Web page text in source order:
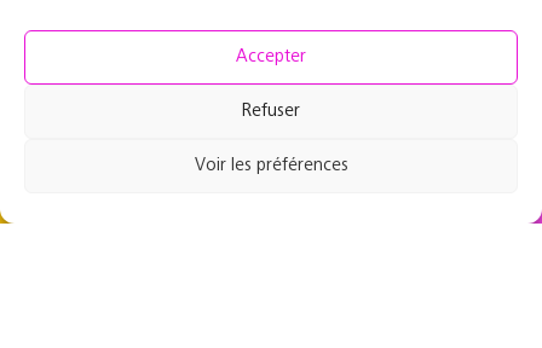
Accepter
Refuser
Voir les préférences
Grand Parcours Sonore
Contact